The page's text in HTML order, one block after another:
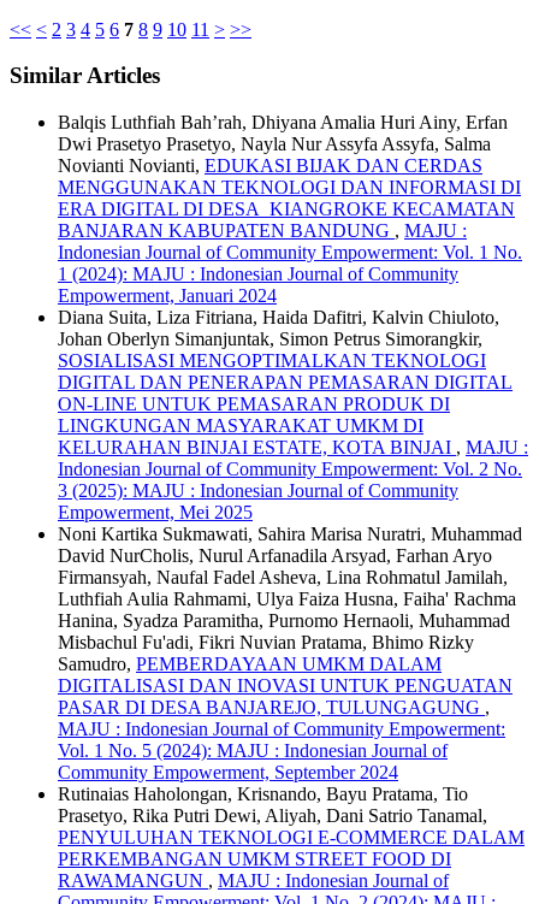
<< < 2 3 4 5 6 7 8 9 10 11 > >>
Similar Articles
Balqis Luthfiah Bah’rah, Dhiyana Amalia Huri Ainy, Erfan
Dwi Prasetyo Prasetyo, Nayla Nur Assyfa Assyfa, Salma
Novianti Novianti, EDUKASI BIJAK DAN CERDAS
MENGGUNAKAN TEKNOLOGI DAN INFORMASI DI
ERA DIGITAL DI DESA KIANGROKE KECAMATAN
BANJARAN KABUPATEN BANDUNG , MAJU :
Indonesian Journal of Community Empowerment: Vol. 1 No.
1 (2024): MAJU : Indonesian Journal of Community
Empowerment, Januari 2024
Diana Suita, Liza Fitriana, Haida Dafitri, Kalvin Chiuloto,
Johan Oberlyn Simanjuntak, Simon Petrus Simorangkir,
SOSIALISASI MENGOPTIMALKAN TEKNOLOGI
DIGITAL DAN PENERAPAN PEMASARAN DIGITAL
ON-LINE UNTUK PEMASARAN PRODUK DI
LINGKUNGAN MASYARAKAT UMKM DI
KELURAHAN BINJAI ESTATE, KOTA BINJAI , MAJU :
Indonesian Journal of Community Empowerment: Vol. 2 No.
3 (2025): MAJU : Indonesian Journal of Community
Empowerment, Mei 2025
Noni Kartika Sukmawati, Sahira Marisa Nuratri, Muhammad
David NurCholis, Nurul Arfanadila Arsyad, Farhan Aryo
Firmansyah, Naufal Fadel Asheva, Lina Rohmatul Jamilah,
Luthfiah Aulia Rahmami, Ulya Faiza Husna, Faiha' Rachma
Hanina, Syadza Paramitha, Purnomo Hernaoli, Muhammad
Misbachul Fu'adi, Fikri Nuvian Pratama, Bhimo Rizky
Samudro, PEMBERDAYAAN UMKM DALAM
DIGITALISASI DAN INOVASI UNTUK PENGUATAN
PASAR DI DESA BANJAREJO, TULUNGAGUNG ,
MAJU : Indonesian Journal of Community Empowerment:
Vol. 1 No. 5 (2024): MAJU : Indonesian Journal of
Community Empowerment, September 2024
Rutinaias Haholongan, Krisnando, Bayu Pratama, Tio
Prasetyo, Rika Putri Dewi, Aliyah, Dani Satrio Tanamal,
PENYULUHAN TEKNOLOGI E-COMMERCE DALAM
PERKEMBANGAN UMKM STREET FOOD DI
RAWAMANGUN , MAJU : Indonesian Journal of